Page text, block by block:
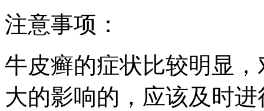
注意事项：
牛皮癣的症状比较明显
大的影响的，应该及时